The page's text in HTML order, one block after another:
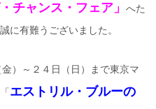
チャンス・フェア」 へた
に有難うございました。
）～２４日（日）まで東京マ
エストリル・ブルーの